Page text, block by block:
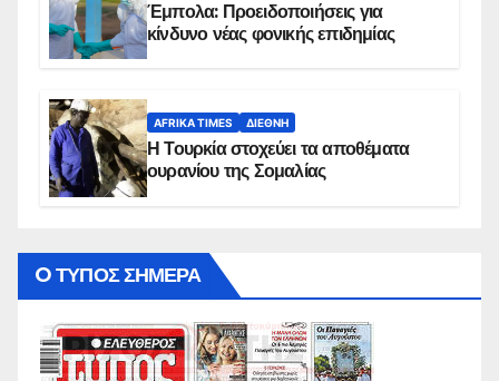
Έμπολα: Προειδοποιήσεις για
κίνδυνο νέας φονικής επιδημίας
AFRIKA TIMES ΔΙΕΘΝΉ
Η Τουρκία στοχεύει τα αποθέματα
ουρανίου της Σομαλίας
O ΤΥΠΟΣ ΣΗΜΕΡΑ